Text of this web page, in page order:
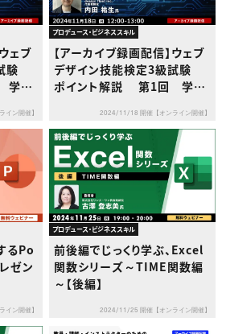
ェブ
験
学
HTM
ン開催】
プロデュース・ビジネススキル
【アーカイブ録画配信】ウェブ
デザイン技能検定3級試験
ポイント解説 第1回 学
2024/11/18 開催【オンライン開催】
るPo
ゼン
ン開催】
プロデュース・ビジネススキル
前後編でじっくり学ぶ、Excel
関数シリーズ～TIME関数編
～【後編】
2024/11/25 開催【オンライン開催】